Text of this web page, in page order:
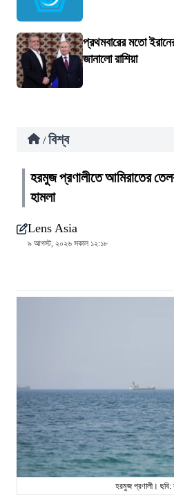
প্রথমবারের মতো
জানালো রাশিয়া
/ বিশ্ব
হরমুজ প্রণালীতে আমিরাতের
হামলা
Lens Asia
৯ আগস্ট, ২০২৬ সকাল ১২:১৮
হরমুজ প্রণালী। ছবি: